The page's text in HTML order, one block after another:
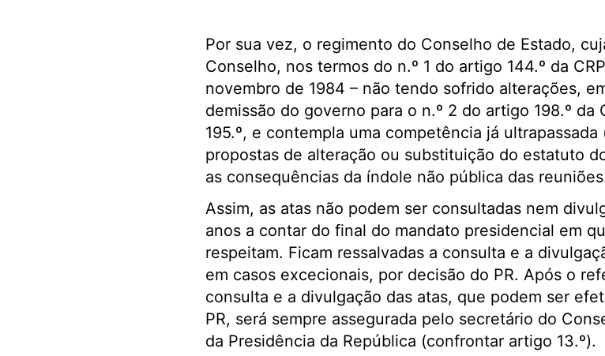
Por sua vez, o regimento do Conselho de Estado,
Conselho, nos termos do n.º 1 do artigo 144.º da
novembro de 1984 – não tendo sofrido alterações,
demissão do governo para o n.º 2 do artigo 198.º da
195.º, e contempla uma competência já
propostas de alteração ou substituição do estatuto
as consequências da índole não pública das
Assim, as atas não podem ser consultadas nem
anos a contar do final do mandato presidencial em
respeitam. Ficam ressalvadas a consulta e a
em casos excecionais, por decisão do PR. Após o
consulta e a divulgação das atas, que podem ser
PR, será sempre assegurada pelo secretário do
da Presidência da República (confrontar artigo 13.º).